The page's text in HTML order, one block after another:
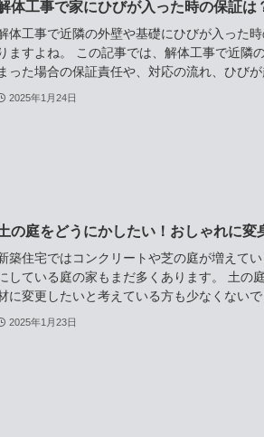
体工事で家にひびが入った時の保証は
体工事で近隣の外壁や基礎にひびが入った
りますよね。 この記事では、解体工事で近隣
まった場合の保証責任や、対応の流れ、ひび
2025年1月24日
の庭をどうにかしたい！おしゃれに
築住宅ではコンクリートや芝の庭が増えて
している庭の家もまだ多くあります。 土の
に変更したいと考えている方も少なくない
2025年1月23日